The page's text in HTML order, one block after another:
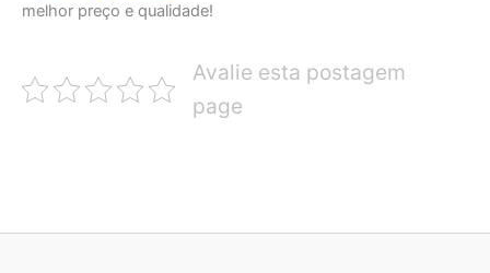
melhor preço e qualidade!
Avalie esta postagem
page